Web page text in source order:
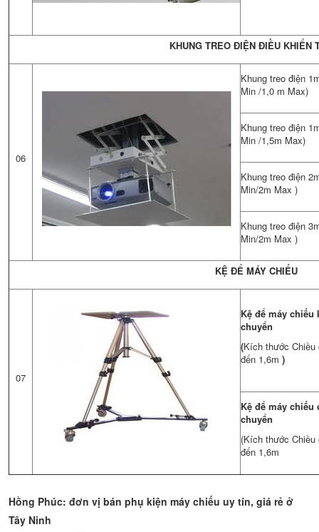
KHUNG TREO ĐIỆN ĐIỀU KHIỂN
06
Khung treo điện
Min /1,0 m Max)
Khung treo điện
Min /1,5m Max)
Khung treo điện
Min/2m Max )
Khung treo điện
Min/2m Max )
KỆ ĐỂ MÁY CHIẾU
07
Kệ để máy
chuyển
(Kích thước
đến 1,6m )
Kệ để máy
chuyển
(Kích thước
đến 1,6m
Hồng Phúc: đơn vị bán phụ kiện máy chiếu uy tín, giá rẻ ở
Tây Ninh